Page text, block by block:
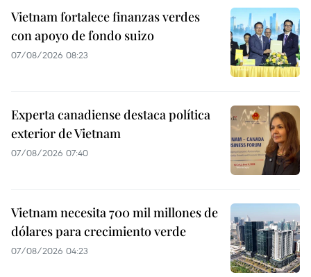
Vietnam fortalece finanzas verdes
con apoyo de fondo suizo
07/08/2026 08:23
Experta canadiense destaca política
exterior de Vietnam
07/08/2026 07:40
Vietnam necesita 700 mil millones de
dólares para crecimiento verde
07/08/2026 04:23